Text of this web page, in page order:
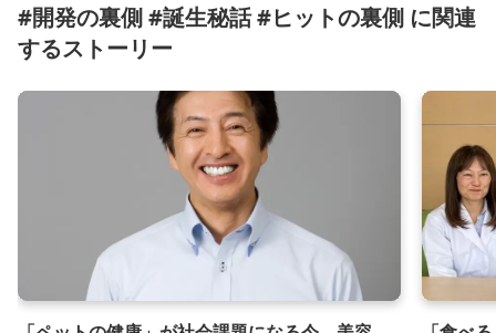
#開発の裏側 #誕生秘話 #ヒットの裏側 に関連
するストーリー